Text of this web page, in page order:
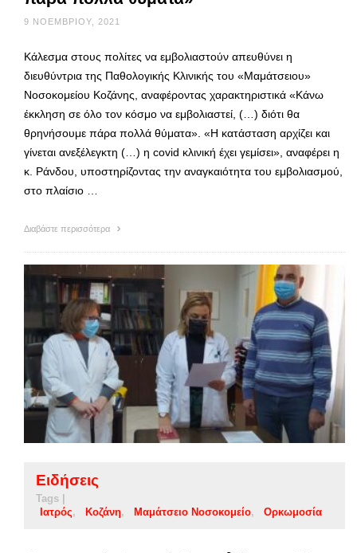
9 ΝΟΕΜΒΡΊΟΥ, 2021
Κάλεσμα στους πολίτες να εμβολιαστούν απευθύνει η
διευθύντρια της Παθολογικής Κλινικής του «Μαμάτσειου»
Νοσοκομείου Κοζάνης, αναφέροντας χαρακτηριστικά «Κάνω
έκκληση σε όλο τον κόσμο να εμβολιαστεί, (…) διότι θα
θρηνήσουμε πάρα πολλά θύματα». «Η κατάσταση αρχίζει και
γίνεται ανεξέλεγκτη (…) η covid κλινική έχει γεμίσει», αναφέρει η
κ. Ράνδου, υποστηρίζοντας την αναγκαιότητα του εμβολιασμού,
στο πλαίσιο …
Διαβάστε περισσότερα
Ειδήσεις
Tags |
Ιατρός
Κοζάνη Μαμάτσειο Νοσοκομείο Ορκωμοσία